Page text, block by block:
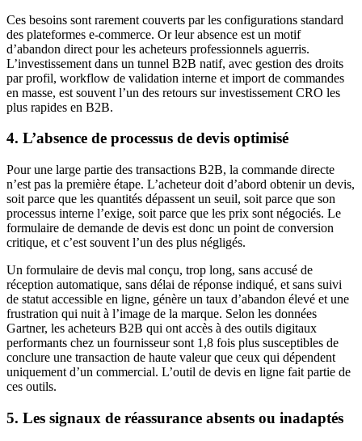
Ces besoins sont rarement couverts par les configurations standard
des plateformes e-commerce. Or leur absence est un motif
d’abandon direct pour les acheteurs professionnels aguerris.
L’investissement dans un tunnel B2B natif, avec gestion des droits
par profil, workflow de validation interne et import de commandes
en masse, est souvent l’un des retours sur investissement CRO les
plus rapides en B2B.
4. L’absence de processus de devis optimisé
Pour une large partie des transactions B2B, la commande directe
n’est pas la première étape. L’acheteur doit d’abord obtenir un devis,
soit parce que les quantités dépassent un seuil, soit parce que son
processus interne l’exige, soit parce que les prix sont négociés. Le
formulaire de demande de devis est donc un point de conversion
critique, et c’est souvent l’un des plus négligés.
Un formulaire de devis mal conçu, trop long, sans accusé de
réception automatique, sans délai de réponse indiqué, et sans suivi
de statut accessible en ligne, génère un taux d’abandon élevé et une
frustration qui nuit à l’image de la marque. Selon les données
Gartner, les acheteurs B2B qui ont accès à des outils digitaux
performants chez un fournisseur sont 1,8 fois plus susceptibles de
conclure une transaction de haute valeur que ceux qui dépendent
uniquement d’un commercial. L’outil de devis en ligne fait partie de
ces outils.
5. Les signaux de réassurance absents ou inadaptés